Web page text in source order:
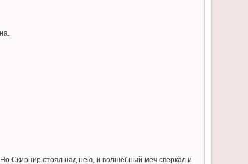
Скирнир стоял над нею, и волшебный меч сверкал и